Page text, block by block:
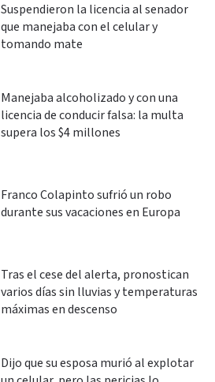
Suspendieron la licencia al senador
que manejaba con el celular y
tomando mate
Manejaba alcoholizado y con una
licencia de conducir falsa: la multa
supera los $4 millones
Franco Colapinto sufrió un robo
durante sus vacaciones en Europa
Tras el cese del alerta, pronostican
varios días sin lluvias y temperaturas
máximas en descenso
Dijo que su esposa murió al explotar